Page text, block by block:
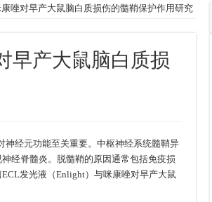
唑对早产大鼠脑白质损伤的髓鞘保护作用研究
早产大鼠脑白质损
神经元功能至关重要。中枢神经系统髓鞘异
经脊髓炎。脱髓鞘的原因通常包括免疫损
发光液（Enlight）与咪康唑对早产大鼠